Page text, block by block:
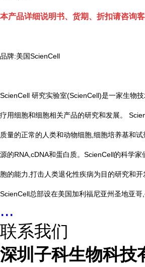
本产品详细说明书、货期、折扣请咨询
品牌:美国ScienCell
ScienCell 研究实验室(ScienCell)是一家生物
疗用细胞和细胞相关产品的研究和发展。
质量的正常的人类和动物细胞,细胞培养基和
源的RNA,cDNA和蛋白质。ScienCell的科学家
胞的能力,打击人类退化性疾病为目的研究和开
ScienCell总部设在美国加利福尼亚州圣地亚哥,
...
联系我们
深圳子科生物科技